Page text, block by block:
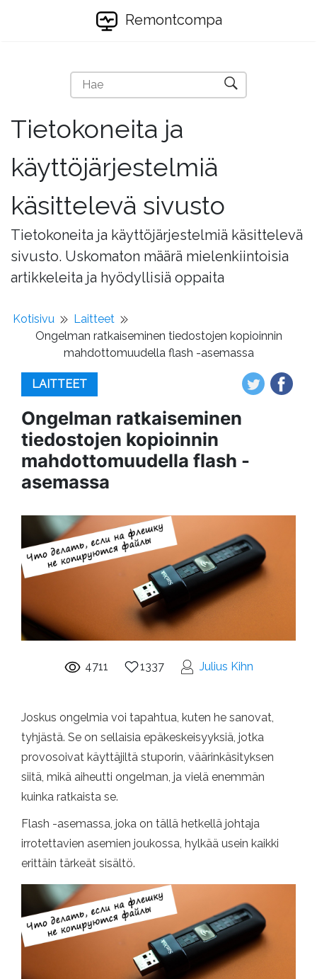
Remontcompa
Tietokoneita ja
käyttöjärjestelmiä
käsittelevä sivusto
Tietokoneita ja käyttöjärjestelmiä käsittelevä
sivusto. Uskomaton määrä mielenkiintoisia
artikkeleita ja hyödyllisiä oppaita
Kotisivu
Laitteet
Ongelman ratkaiseminen tiedostojen kopioinnin
mahdottomuudella flash -asemassa
LAITTEET
Ongelman ratkaiseminen
tiedostojen kopioinnin
mahdottomuudella flash -
asemassa
4711 1337 Julius Kihn
Joskus ongelmia voi tapahtua, kuten he sanovat,
tyhjästä. Se on sellaisia ​​epäkeskeisyyksiä, jotka
provosoivat käyttäjiltä stuporin, väärinkäsityksen
siitä, mikä aiheutti ongelman, ja vielä enemmän
kuinka ratkaista se.
Flash -asemassa, joka on tällä hetkellä johtaja
irrotettavien asemien joukossa, hylkää usein kaikki
erittäin tärkeät sisältö.